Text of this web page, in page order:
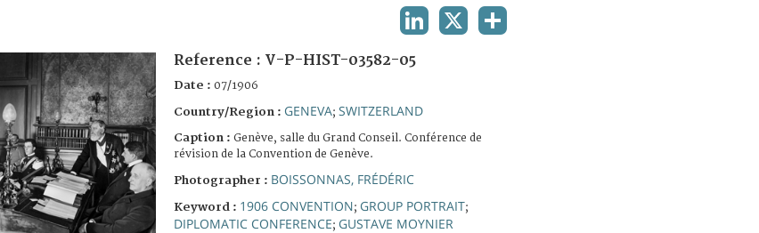
Reference : V-P-HIST-03582-05
Date : 07/1906
Country/Region : GENEVA; SWITZERLAND
Caption : Genève, salle du Grand Conseil. Conférence de
révision de la Convention de Genève.
Photographer : BOISSONNAS, FRÉDÉRIC
Keyword : 1906 CONVENTION; GROUP PORTRAIT;
DIPLOMATIC CONFERENCE; GUSTAVE MOYNIER